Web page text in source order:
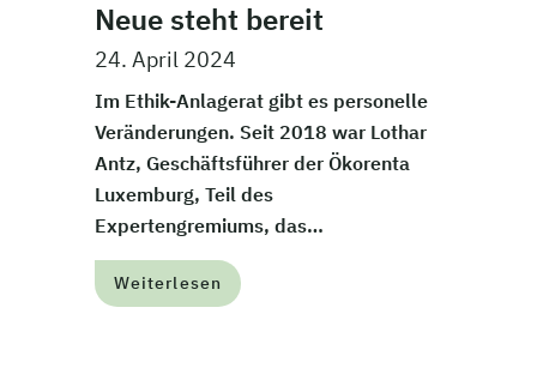
Neue steht bereit
24. April 2024
Im Ethik-Anlagerat gibt es personelle
Veränderungen. Seit 2018 war Lothar
Antz, Geschäftsführer der Ökorenta
Luxemburg, Teil des
Expertengremiums, das…
Weiterlesen